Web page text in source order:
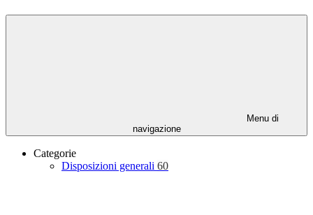
Menu di
navigazione
Categorie
Disposizioni generali 60